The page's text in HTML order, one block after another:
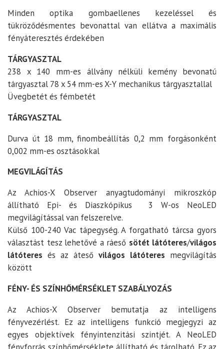
Minden optika gombaellenes kezeléssel és
tükröződésmentes bevonattal van ellátva a maximális
fényáteresztés érdekében
TÁRGYASZTAL
238 x 140 mm-es állvány nélküli kemény bevonatú
tárgyasztal 78 x 54 mm-es X-Y mechanikus tárgyasztallal
Üvegbetét és fémbetét
TÁRGYASZTAL
Durva út 18 mm, finombeállítás 0,2 mm forgásonként
0,002 mm-es osztásokkal
MEGVILÁGÍTÁS
Az Achios-X Observer anyagtudományi mikroszkóp
állítható Epi- és Diaszkópikus 3 W-os NeoLED
megvilágítással van felszerelve.
Külső 100-240 Vac tápegység.A forgatható tárcsa gyors
választást tesz lehetővé a ráeső sötét látóteres/világos
látóteres és az áteső világos látóteres megvilágítás
között
FÉNY- ÉS SZÍNHŐMÉRSÉKLET SZABÁLYOZÁS
Az Achios-X Observer bemutatja az intelligens
fényvezérlést. Ez az intelligens funkció megjegyzi az
egyes objektívek fényintenzitási szintjét. A NeoLED